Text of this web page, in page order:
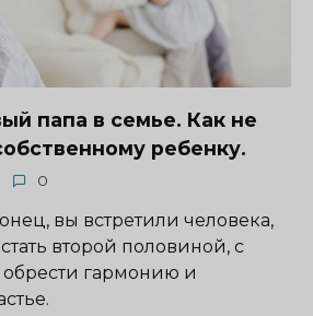
папа в семье. Как не
ребенку.
0
вы встретили человека,
второй половиной, с
гармонию и